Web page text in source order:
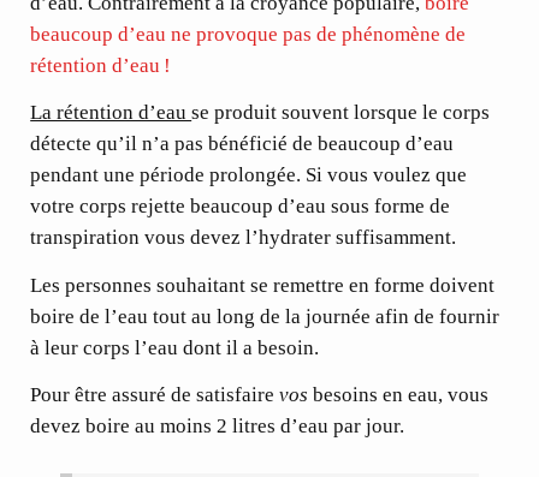
beaucoup d’eau ne provoque pas de phénomène de
rétention d’eau !
La rétention d’eause produit souvent lorsque le corps
détecte qu’il n’a pas bénéficié de beaucoup d’eau
pendant une période prolongée. Si vous voulez que
votre corps rejette beaucoup d’eau sous forme de
transpiration vous devez l’hydrater suffisamment.
Les personnes souhaitant se remettre en forme doivent
boire de l’eau tout au long de la journée afin de fournir
à leur corps l’eau dont il a besoin.
Pour être assuré de satisfairevosbesoins en eau, vous
devez boire au moins 2 litres d’eau par jour.